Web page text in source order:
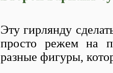
Эту гирлянду
просто режем на
разные фигуры,